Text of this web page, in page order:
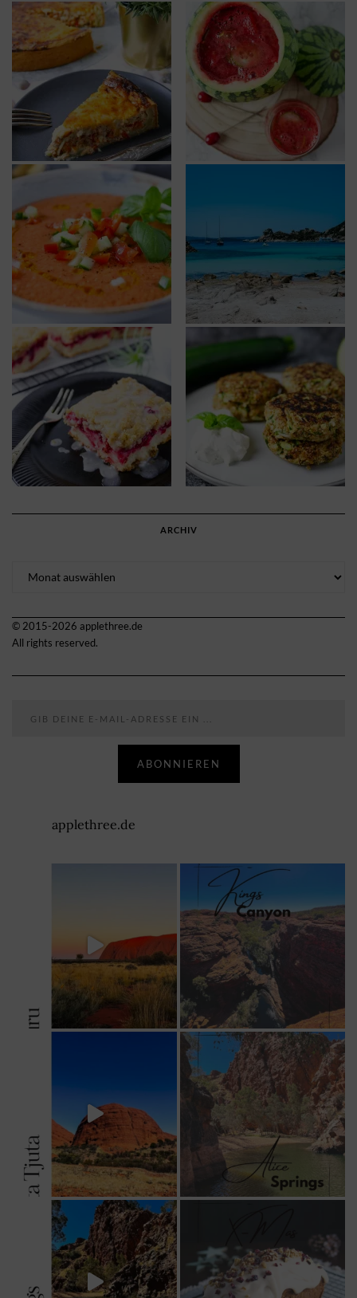
ARCHIV
© 2015-2026 applethree.de
All rights reserved.
ABONNIEREN
applethree.de